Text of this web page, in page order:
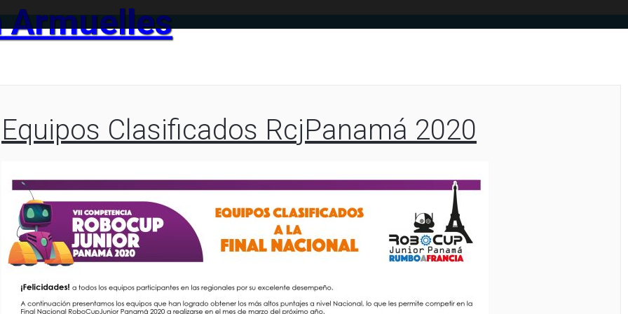
приемлемым вариантом микрокредитования является на данный момент
выдаётся через интернет при наличии паспорта гражданина России и номера мобильного телефона
Armuelles
Equipos Clasificados RcjPanamá 2020